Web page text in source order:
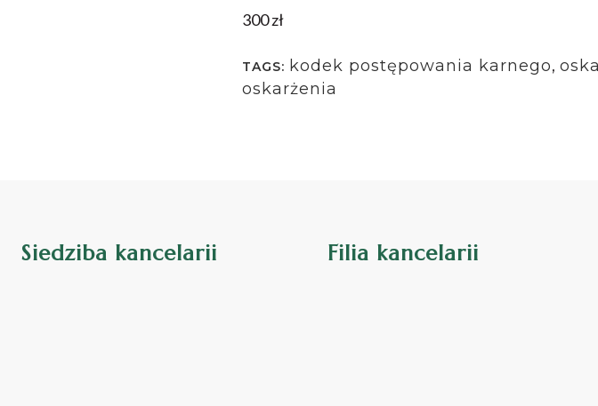
300 zł
TAGS: kodek postępowania karnego,
oskarżenia
Siedziba kancelarii Filia kancelarii